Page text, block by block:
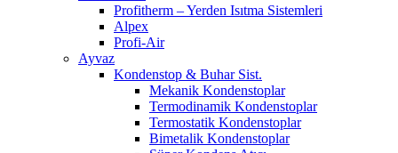
Profitherm – Yerden Isıtma Sistemleri
Alpex
Profi-Air
Ayvaz
Kondenstop & Buhar Sist.
Mekanik Kondenstoplar
Termodinamik Kondenstoplar
Termostatik Kondenstoplar
Bimetalik Kondenstoplar